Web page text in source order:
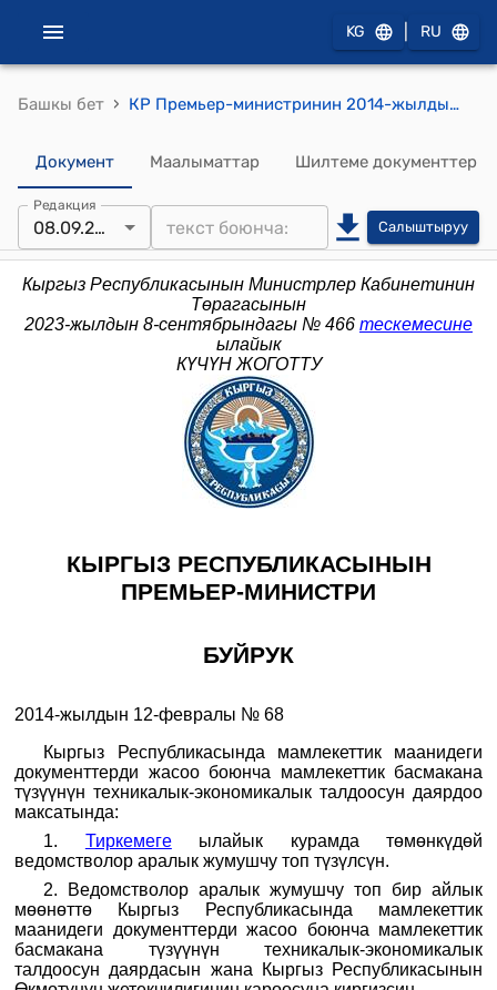
KG RU
Башкы бет › КР Премьер-министринин 2014-жылдын 12-февралындагы № 68 (Ведомстволор аралык жумушчу топ түзүү боюнча) буйругу
Документ Маалыматтар Шилтеме документтер
Редакция
08.09.2023 Салыштыруу